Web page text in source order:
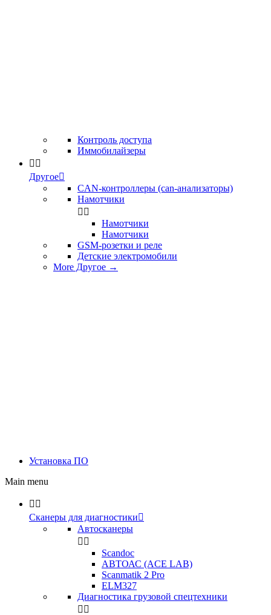
Контроль доступа
Иммобилайзеры
 
Другое
CAN-контроллеры (can-анализаторы)
Намотчики
 
Намотчики
Намотчики
GSM-розетки и реле
Детские электромобили
More Другое →
Установка ПО
Main menu
 
Сканеры для диагностики
Автосканеры
 
Scandoc
АВТОАС (ACE LAB)
Scanmatik 2 Pro
ELM327
Диагностика грузовой спецтехники
 